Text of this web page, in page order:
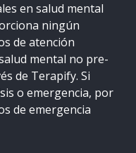
en salud mental
ningún
de atención
mental no pre-
de Terapify. Si
o emergencia, por
de emergencia